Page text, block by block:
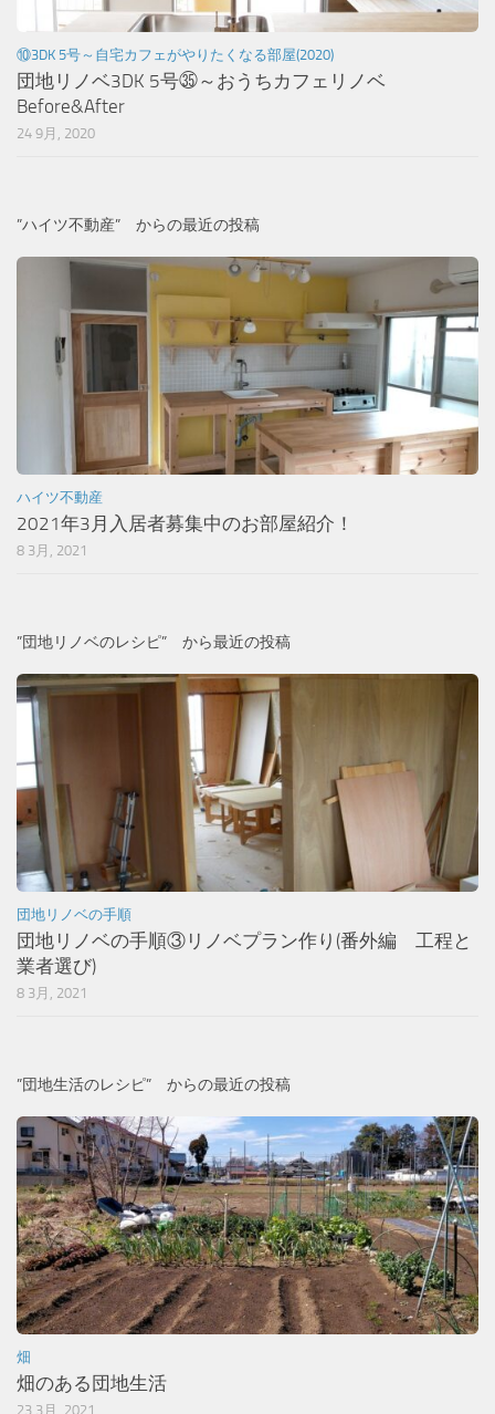
⑩3DK 5号～自宅カフェがやりたくなる部屋(2020)
団地リノベ3DK 5号㉟～おうちカフェリノベ
Before&After
24 9月, 2020
”ハイツ不動産” からの最近の投稿
ハイツ不動産
2021年3月入居者募集中のお部屋紹介！
8 3月, 2021
”団地リノベのレシピ” から最近の投稿
団地リノベの手順
団地リノベの手順③リノベプラン作り(番外編 工程と
業者選び)
8 3月, 2021
”団地生活のレシピ” からの最近の投稿
畑
畑のある団地生活
23 3月, 2021